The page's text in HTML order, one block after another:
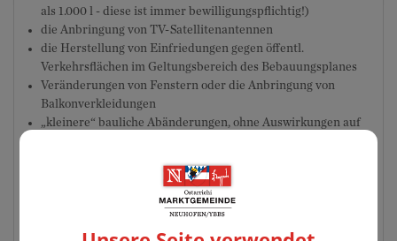
als 1.000 l - diese ist immer bewilligungspflichtig!)
die Anbringung von TV-Satellitenantennen
die Herstellung von Einfriedungen gegen öffentl.
Verkehrsflächen im Geltungsbereich des Bebauungsplanes
Veränderungen von Fenstern oder die Anbringung von
Balkonverkleidungen
„kleinere“ bauliche Abänderungen, ohne Auswirkungen auf
Folgende Unterlagen sind einer Bauanzeige zumindest